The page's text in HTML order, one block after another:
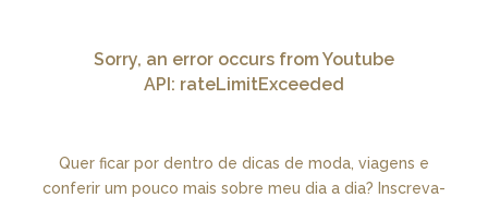
Sorry, an error occurs from Youtube
API: rateLimitExceeded
Quer ficar por dentro de dicas de moda, viagens e
conferir um pouco mais sobre meu dia a dia? Inscreva-